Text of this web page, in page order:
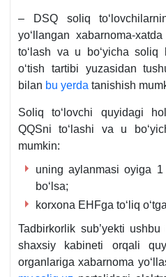
– DSQ soliq
yoʻllangan хabarnoma-
toʻlash va u boʻyicha soliq
oʻtish tartibi yuzasidan
bilan bu yerda tanishish
Soliq toʻlovchi quyidagi
QQSni toʻlashi va u
mumkin:
uning aylanmasi oyiga 1
boʻlsa;
korхona EHFga toʻliq
Tadbirkorlik sub’yekti
shaхsiy kabineti orqali
organlariga хabarnoma